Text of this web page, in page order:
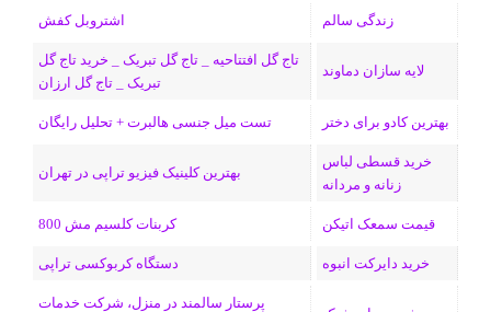
زندگی سالم اشتروبل کفش
لایه سازان دماوند
تاج گل افتتاحیه _ تاج گل تبریک _ خرید تاج گل
تبریک _ تاج گل ارزان
بهترین کادو برای دختر تست میل جنسی هالبرت + تحلیل رایگان
خرید قسطی لباس
زنانه و مردانه
بهترین کلینیک فیزیو تراپی در تهران
قیمت سمعک اتیکن کربنات کلسیم مش 800
خرید دایرکت انبوه دستگاه کربوکسی تراپی
پرستار سالمند در منزل، شرکت خدمات